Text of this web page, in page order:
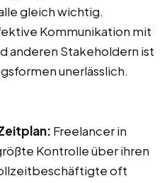
gleich wichtig.
Kommunikation mit
anderen Stakeholdern ist
unerlässlich.
Freelancer in
Kontrolle über ihren
oft